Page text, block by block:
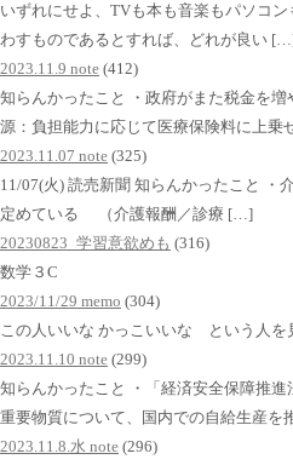
いずれにせよ、TVも本も音楽もパソコ
わすものであるとすれば、どれが良い
2023.11.9 note (412)
知らんかったこと ・政府がまた税金を
源：負担能力に応じて医療保険料に上
2023.11.07 note (325)
11/07(火) 読売新聞 知らんかったこと ・
定めている （介護報酬／診療 […]
20230823_学習意欲めも (316)
数学３C
2023/11/29 memo (304)
この人いいな かっこいいな という人を
2023.11.10 note (299)
知らんかったこと ・「経済安全保障推
重要物質について、国内での自給生産
2023.11.8.水 note (296)